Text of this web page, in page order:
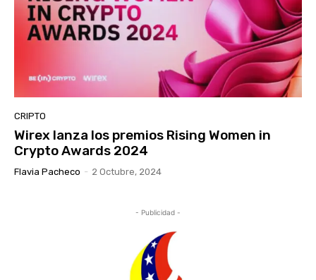
CRIPTO
Wirex lanza los premios Rising Women in
Crypto Awards 2024
Flavia Pacheco - 2 Octubre, 2024
- Publicidad -